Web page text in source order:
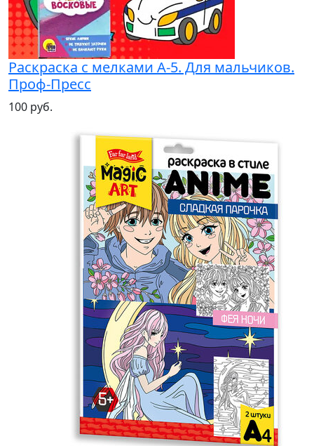
Раскраска с мелками А-5. Для мальчиков.
Проф-Пресс
100 руб.